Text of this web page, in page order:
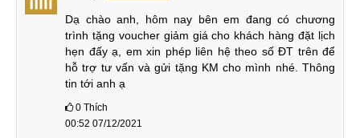
Dạ chào anh, hôm nay bên em đang có chương
trình tặng voucher giảm giá cho khách hàng đặt lịch
hẹn đấy ạ, em xin phép liên hệ theo số ĐT trên để
hỗ trợ tư vấn và gửi tặng KM cho mình nhé. Thông
tin tới anh ạ
0 Thích
00:52 07/12/2021